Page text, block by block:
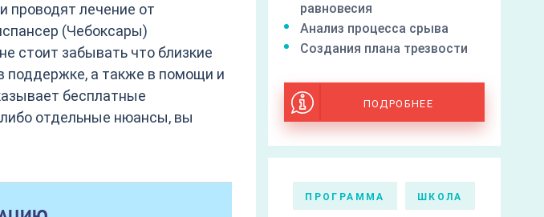
проводят лечение от
(Чебоксары)
стоит забывать что близкие
поддержке, а также в помощи и
бесплатные
либо отдельные нюансы, вы
равновесия
Анализ процесса срыва
Создания плана трезвости
ПОДРОБНЕЕ
ПРОГРАММА ШКОЛА